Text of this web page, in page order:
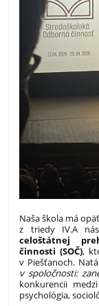
Naša škola má
z triedy IV.A
celoštátnej
činnosti (SOČ),
v Piešťanoch.
v spoločnosti:
konkurencii
psychológia,